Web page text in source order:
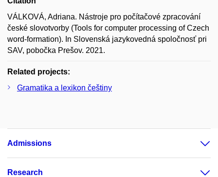
VÁLKOVÁ, Adriana. Nástroje pro počítačové zpracování
české slovotvorby (Tools for computer processing of Czech
word-formation). In Slovenská jazykovedná spoločnosť pri
SAV, pobočka Prešov. 2021.
Related projects:
Gramatika a lexikon češtiny
Admissions
Research